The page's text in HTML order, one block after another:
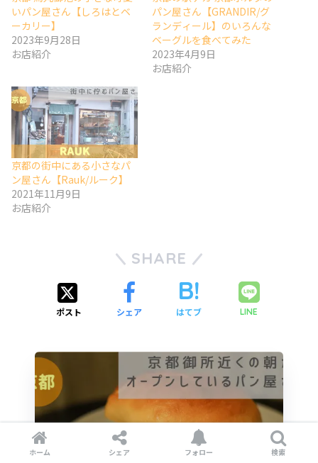
いパン屋さん【しろはとベ
ーカリー】
2023年9月28日
お店紹介
パン屋さん【GRANDIR/グ
ランディール】のいろんな
ベーグルを食べてみた
2023年4月9日
お店紹介
京都の街中にある小さなパ
ン屋さん【Rauk/ルーク】
2021年11月9日
お店紹介
SHARE
ポスト シェア はてブ LINE
ホーム シェア フォロー 検索